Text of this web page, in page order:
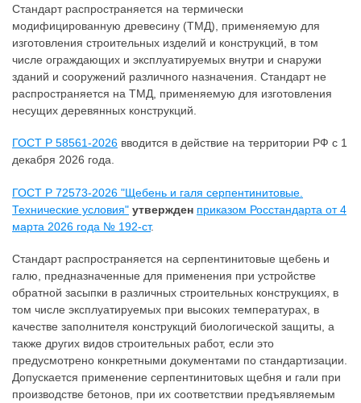
Стандарт распространяется на термически
модифицированную древесину (ТМД), применяемую для
изготовления строительных изделий и конструкций, в том
числе ограждающих и эксплуатируемых внутри и снаружи
зданий и сооружений различного назначения. Стандарт не
распространяется на ТМД, применяемую для изготовления
несущих деревянных конструкций.
ГОСТ Р 58561-2026 вводится в действие на территории РФ с 1
декабря 2026 года.
ГОСТ Р 72573-2026 "Щебень и галя серпентинитовые.
Технические условия" утвержден приказом Росстандарта от 4
марта 2026 года № 192-ст.
Стандарт распространяется на серпентинитовые щебень и
галю, предназначенные для применения при устройстве
обратной засыпки в различных строительных конструкциях, в
том числе эксплуатируемых при высоких температурах, в
качестве заполнителя конструкций биологической защиты, а
также других видов строительных работ, если это
предусмотрено конкретными документами по стандартизации.
Допускается применение серпентинитовых щебня и гали при
производстве бетонов, при их соответствии предъявляемым